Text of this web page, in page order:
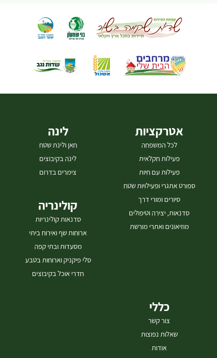
אטרקציות
לכל המשפחה
פעילות חקלאית
פעילות עם חיות
ספורט אתגרי ופעילויות שטח
סיורים ומורי דרך
סדנאות, יצירה וטיפולים
מוזיאונים ואתרי מורשת
לינה
חאן ולינת שטח
לינה בקיבוצים
צימרים בדרום
קולינריה
סדנאות קולינריות
ארוחות שף ואירוח ביתי
מסעדות ובתי קפה
סלי פיקניק וארוחות בטבע
חדרי אוכל בקיבוצים
כללי
צור קשר
שאלות נפוצות
אודות